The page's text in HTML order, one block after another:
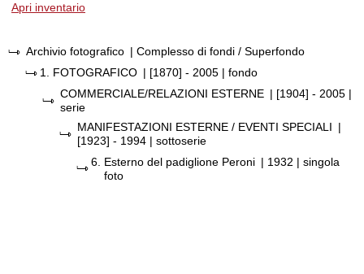
Apri inventario
Archivio fotografico | Complesso di fondi / Superfondo
1. FOTOGRAFICO | [1870] - 2005 | fondo
COMMERCIALE/RELAZIONI ESTERNE | [1904] - 2005 |
serie
MANIFESTAZIONI ESTERNE / EVENTI SPECIALI |
[1923] - 1994 | sottoserie
6. Esterno del padiglione Peroni | 1932 | singola
foto